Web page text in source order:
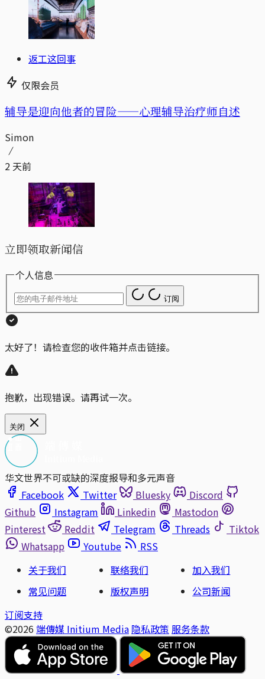
返工这回事
仅限会员
辅导是迎向他者的冒险——心理辅导治疗师自述
Simon
2 天前
立即领取新闻信
个人信息
订阅
太好了！请检查您的收件箱并点击链接。
抱歉，出现错误。请再试一次。
关闭
华文世界不可或缺的深度报导和多元声音
Facebook
Twitter Bluesky
Discord
Github
Instagram Linkedin
Mastodon
Pinterest
Reddit Telegram Threads
Tiktok
Whatsapp
Youtube
RSS
关于我们
联络我们
加入我们
常见问题
版权声明
公司新闻
订阅支持
©2026 端傳媒 Initium Media 隐私政策 服务条款